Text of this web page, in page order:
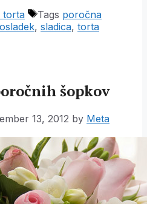
torta Tags poročna
, sladica, torta
šopkov
13, 2012 by Meta